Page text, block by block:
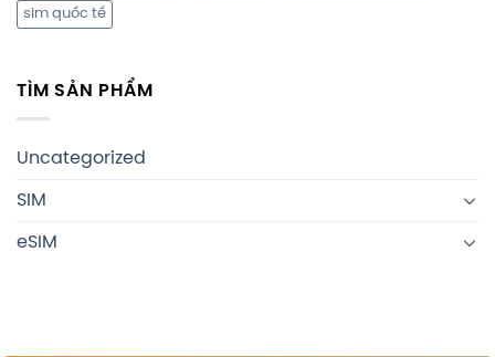
sim quốc tế
TÌM SẢN PHẨM
Uncategorized
SIM
eSIM